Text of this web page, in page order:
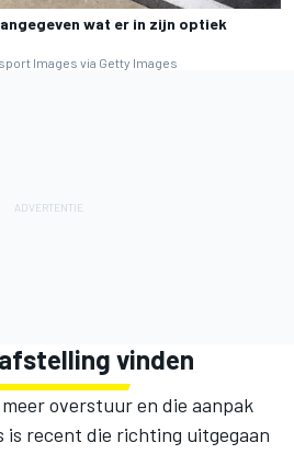
wat er in zijn optiek
Images via Getty Images
vinden
overstuur en die aanpak
is recent die richting uitgegaan